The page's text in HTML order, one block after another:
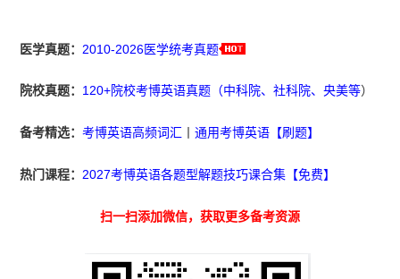
医学真题： 2010-2026医学统考真题
院校真题： 120+院校考博英语真题（中科院、社科院、央美等）
备考精选：考博英语高频词汇 丨通用考博英语【刷题】
热门课程：2027考博英语各题型解题技巧课合集【免费】
扫一扫添加微信，获取更多备考资源